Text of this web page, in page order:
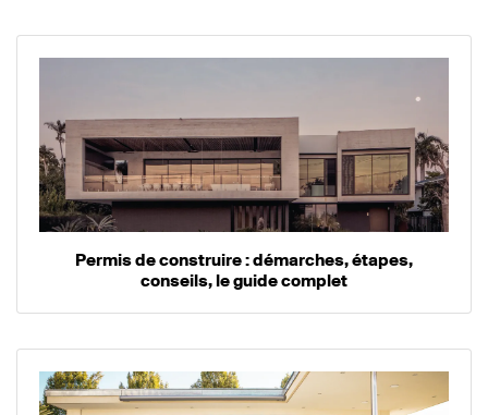
Permis de construire : démarches, étapes,
conseils, le guide complet